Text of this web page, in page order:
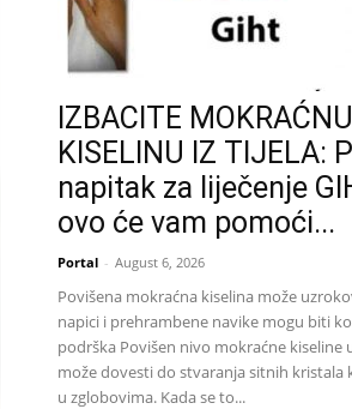
IZBACITE MOKRAĆNU
KISELINU IZ TIJELA:
napitak za liječenje
ovo će vam pomoći...
Portal - August 6, 2026
Povišena mokraćna kiselina može
napici i prehrambene navike mogu biti
podrška Povišen nivo mokraćne kiseline
može dovesti do stvaranja sitnih kristala
u zglobovima. Kada se to...